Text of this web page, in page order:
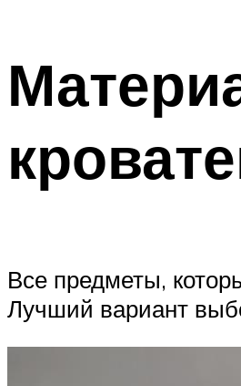
Все предметы,
Лучший вариант